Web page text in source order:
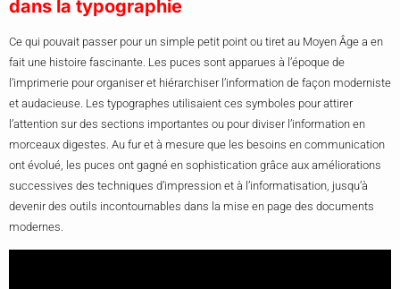
dans la typographie
Ce qui pouvait passer pour un simple petit point ou tiret au Moyen Âge a en
fait une histoire fascinante. Les puces sont apparues à l’époque de
l’imprimerie pour organiser et hiérarchiser l’information de façon moderniste
et audacieuse. Les typographes utilisaient ces symboles pour attirer
l’attention sur des sections importantes ou pour diviser l’information en
morceaux digestes. Au fur et à mesure que les besoins en communication
ont évolué, les puces ont gagné en sophistication grâce aux améliorations
successives des techniques d’impression et à l’informatisation, jusqu’à
devenir des outils incontournables dans la mise en page des documents
modernes.